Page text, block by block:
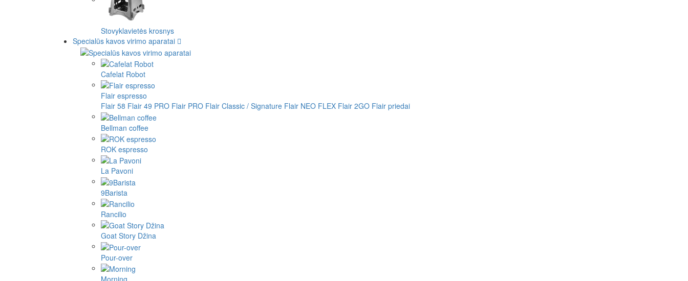
Stovyklavietės krosnys
Specialūs kavos virimo aparatai
Cafelat Robot
Flair espresso
Flair 58 Flair 49 PRO Flair PRO Flair Classic / Signature Flair NEO FLEX Flair 2GO Flair priedai
Bellman coffee
ROK espresso
La Pavoni
9Barista
Rancilio
Goat Story Džina
Pour-over